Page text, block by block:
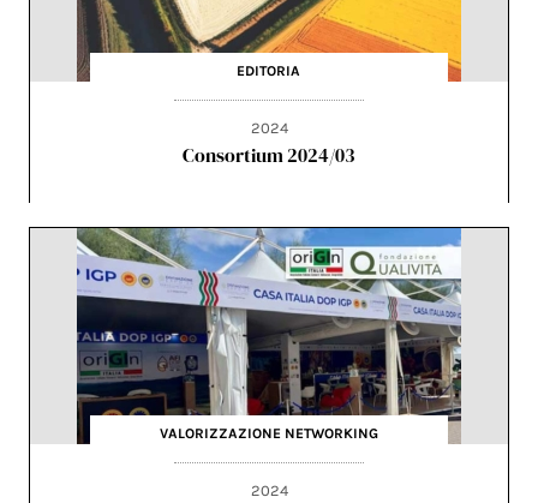
EDITORIA
2024
Consortium 2024/03
VALORIZZAZIONE NETWORKING
2024